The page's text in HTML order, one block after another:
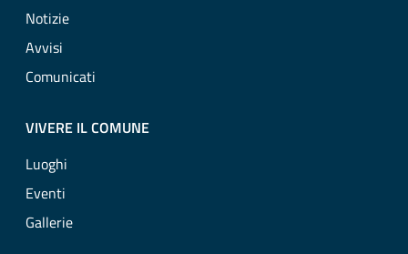
Notizie
Avvisi
Comunicati
VIVERE IL COMUNE
Luoghi
Eventi
Gallerie